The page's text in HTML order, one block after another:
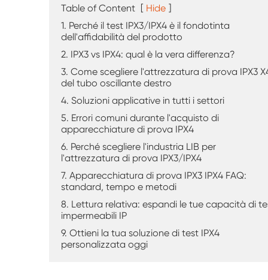
Camera Walk-in
Camera di prova speciale
Apparecchiatura di prova IP
Table of Content [ Hide ]
1. Perché il test IPX3/IPX4 è il fondotinta
dell'affidabilità del prodotto
2. IPX3 vs IPX4: qual è la vera differenza?
3. Come scegliere l'attrezzatura di prova IPX3
del tubo oscillante destro
4. Soluzioni applicative in tutti i settori
5. Errori comuni durante l'acquisto di
apparecchiature di prova IPX4
6. Perché scegliere l'industria LIB per
l'attrezzatura di prova IPX3/IPX4
7. Apparecchiatura di prova IPX3 IPX4 FAQ:
standard, tempo e metodi
8. Lettura relativa: espandi le tue capacità di
impermeabili IP
9. Ottieni la tua soluzione di test IPX4
personalizzata oggi